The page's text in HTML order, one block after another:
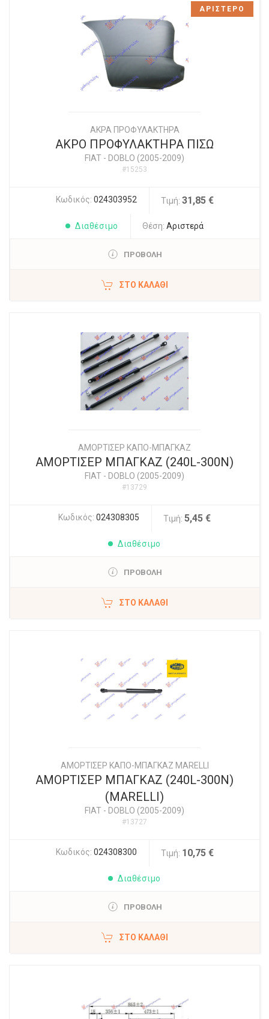
ΑΚΡΑ ΠΡΟΦΥΛΑΚΤΗΡΑ
ΑΚΡΟ ΠΡΟΦΥΛΑΚΤΗΡΑ ΠΙΣΩ
FIAT - DOBLO (2005-2009)
#15253
Κωδικός: 024303952 Τιμή: 31,85 €
Διαθέσιμο Θέση: Αριστερά
ΠΡΟΒΟΛΗ
ΣΤΟ ΚΑΛΆΘΙ
ΑΡΙΣΤΕΡΟ
ΑΜΟΡΤΙΣΕΡ ΚΑΠΟ-ΜΠΑΓΚΑΖ
ΑΜΟΡΤΙΣΕΡ ΜΠΑΓΚΑΖ (240L-300N)
FIAT - DOBLO (2005-2009)
#13729
Κωδικός: 024308305 Τιμή: 5,45 €
Διαθέσιμο
ΠΡΟΒΟΛΗ
ΣΤΟ ΚΑΛΆΘΙ
ΑΜΟΡΤΙΣΕΡ ΚΑΠΟ-ΜΠΑΓΚΑΖ MARELLI
ΑΜΟΡΤΙΣΕΡ ΜΠΑΓΚΑΖ (240L-300N)
(MARELLI)
FIAT - DOBLO (2005-2009)
#13727
Κωδικός: 024308300 Τιμή: 10,75 €
Διαθέσιμο
ΠΡΟΒΟΛΗ
ΣΤΟ ΚΑΛΆΘΙ